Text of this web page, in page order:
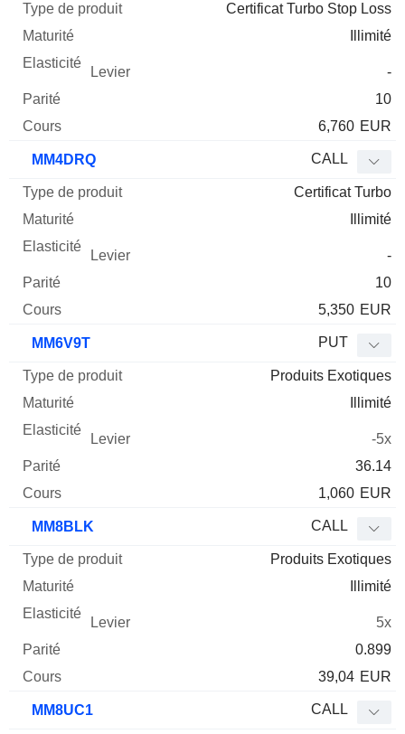
Certificat Turbo Stop Loss
Illimité
-
10
6,760 EUR
MM4DRQ CALL
Certificat Turbo
Illimité
-
10
5,350 EUR
MM6V9T PUT
Produits Exotiques
Illimité
-5x
36.14
1,060 EUR
MM8BLK CALL
Produits Exotiques
Illimité
5x
0.899
39,04 EUR
MM8UC1 CALL